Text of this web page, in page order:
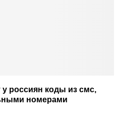
россиян коды из смс,
номерами